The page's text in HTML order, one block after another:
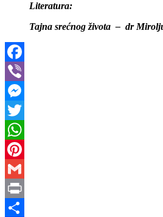
Literatura:
Tajna srećnog života – dr
Facebook
Viber
Messenger
Twitter
WhatsApp
Pinterest
Gmail
Print